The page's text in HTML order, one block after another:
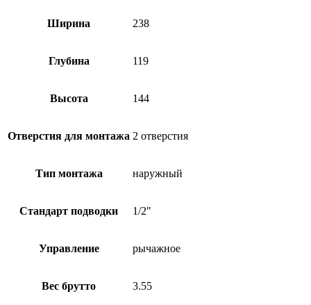
Ширина 238
Глубина 119
Высота 144
Отверстия для монтажа 2 отверстия
Тип монтажа наружный
Стандарт подводки 1/2"
Управление рычажное
Вес брутто 3.55